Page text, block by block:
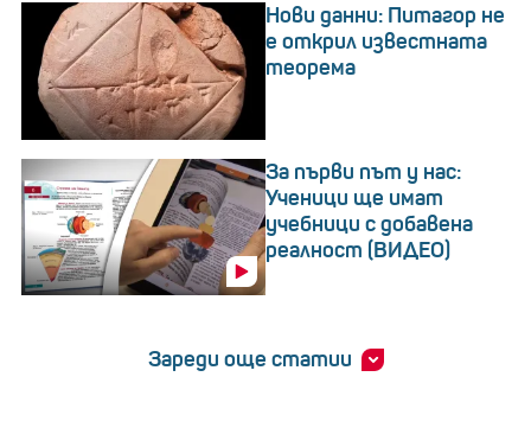
Нови данни: Питагор не
е открил известната
теорема
За първи път у нас:
Ученици ще имат
учебници с добавена
реалност (ВИДЕО)
Зареди още статии